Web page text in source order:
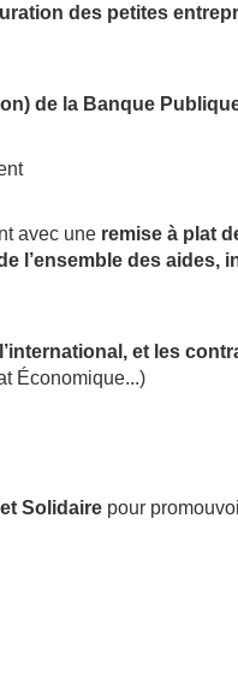
des petites
de la Banque
avec une remise à plat
l’ensemble des
et les
Économique...)
Solidaire pour